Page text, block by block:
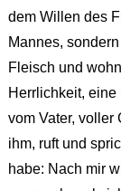
dem Willen des
Mannes,
Fleisch und
Herrlichkeit,
vom Vater, voller
ihm, ruft und
habe: Nach mir